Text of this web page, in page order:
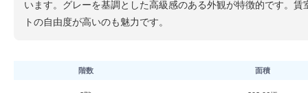
います。グレーを基調とした高級感のある外観が特徴的です。
トの自由度が高いのも魅力です。
階数 面積